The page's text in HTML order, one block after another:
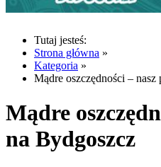
Tutaj jesteś:
Strona główna »
Kategoria »
Mądre oszczędności –
Mądre
na Bydgoszcz